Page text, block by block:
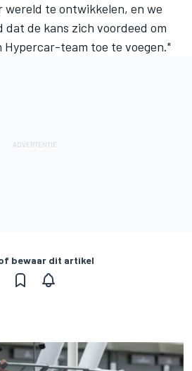
te ontwikkelen, en we
dat de kans zich voordeed om
Hypercar-team toe te voegen."
bewaar dit artikel